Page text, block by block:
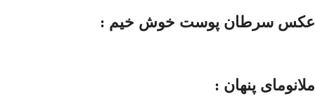
عکس سرطان پوست خوش خیم :
ملانومای پنهان :